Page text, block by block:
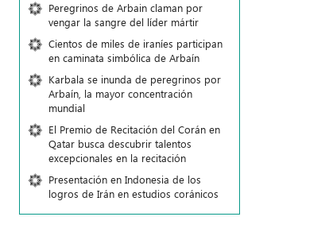
Peregrinos de Arbain claman por
vengar la sangre del líder mártir
Cientos de miles de iraníes participan
en caminata simbólica de Arbaín
Karbala se inunda de peregrinos por
Arbaín, la mayor concentración
mundial
El Premio de Recitación del Corán en
Qatar busca descubrir talentos
excepcionales en la recitación
Presentación en Indonesia de los
logros de Irán en estudios coránicos